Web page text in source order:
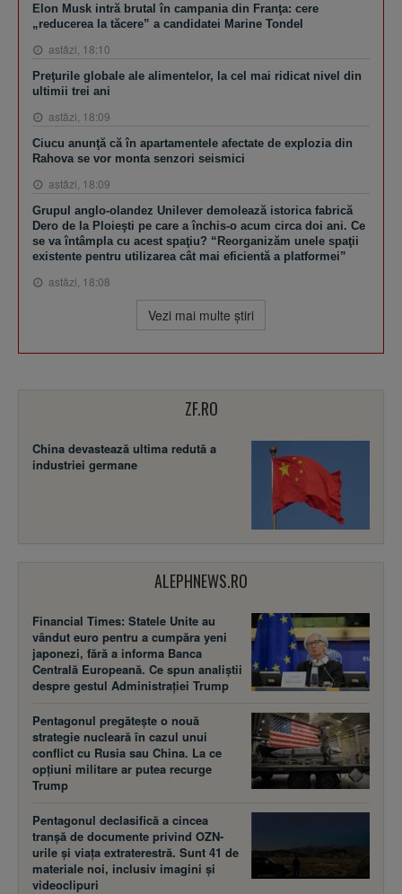
Elon Musk intră brutal în campania din Franţa: cere
„reducerea la tăcere” a candidatei Marine Tondel
astăzi, 18:10
Preţurile globale ale alimentelor, la cel mai ridicat nivel din
ultimii trei ani
astăzi, 18:09
Ciucu anunţă că în apartamentele afectate de explozia din
Rahova se vor monta senzori seismici
astăzi, 18:09
Grupul anglo-olandez Unilever demolează istorica fabrică
Dero de la Ploieşti pe care a închis-o acum circa doi ani. Ce
se va întâmpla cu acest spaţiu? “Reorganizăm unele spaţii
existente pentru utilizarea cât mai eficientă a platformei”
astăzi, 18:08
Vezi mai multe ştiri
ZF.RO
China devastează ultima redută a
industriei germane
ALEPHNEWS.RO
Financial Times: Statele Unite au
vândut euro pentru a cumpăra yeni
japonezi, fără a informa Banca
Centrală Europeană. Ce spun analiștii
despre gestul Administrației Trump
Pentagonul pregătește o nouă
strategie nucleară în cazul unui
conflict cu Rusia sau China. La ce
opțiuni militare ar putea recurge
Trump
Pentagonul declasifică a cincea
tranșă de documente privind OZN-
urile și viața extraterestră. Sunt 41 de
materiale noi, inclusiv imagini și
videoclipuri